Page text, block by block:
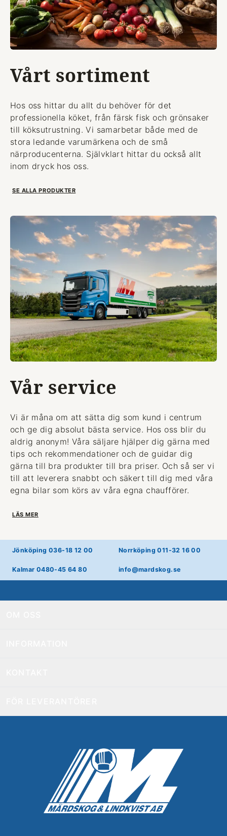
Vårt sortiment
Hos oss hittar du allt du behöver för det
professionella köket, från färsk fisk och grönsaker
till köksutrustning. Vi samarbetar både med de
stora ledande varumärkena och de små
närproducenterna. Självklart hittar du också allt
inom dryck hos oss.
SE ALLA PRODUKTER
Vår service
Vi är måna om att sätta dig som kund i centrum
och ge dig absolut bästa service. Hos oss blir du
aldrig anonym! Våra säljare hjälper dig gärna med
tips och rekommendationer och de guidar dig
gärna till bra produkter till bra priser. Och så ser vi
till att leverera snabbt och säkert till dig med våra
egna bilar som körs av våra egna chaufförer.
LÄS MER
Jönköping 036-18 12 00 Norrköping 011-32 16 00
Kalmar 0480-45 64 80 info@mardskog.se